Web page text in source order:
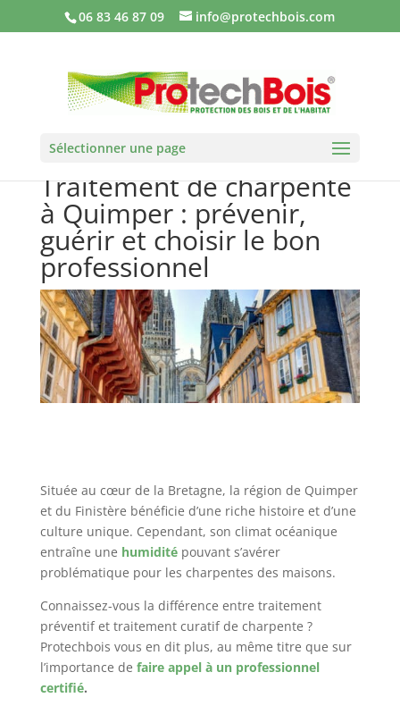
06 83 46 87 09 info@protechbois.com
Sélectionner une page
Traitement de charpente
à Quimper : prévenir,
guérir et choisir le bon
professionnel
Située au cœur de la Bretagne, la région de Quimper
et du Finistère bénéficie d’une riche histoire et d’une
culture unique. Cependant, son climat océanique
entraîne une humiditépouvant s’avérer
problématique pour les charpentes des maisons.
Connaissez-vous la différence entre traitement
préventif et traitement curatif de charpente ?
Protechbois vous en dit plus, au même titre que sur
l’importance de faire appel à un professionnel
certifié.